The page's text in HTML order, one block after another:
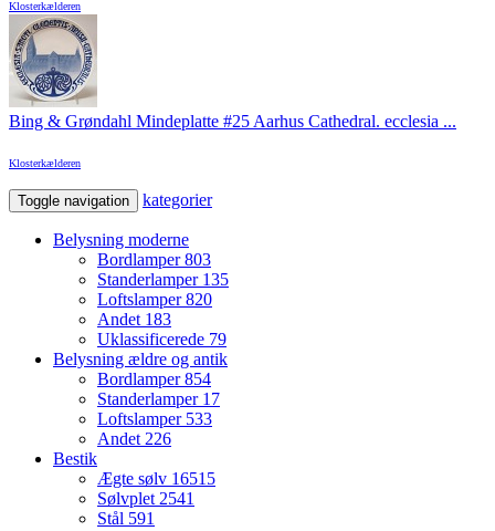
Klosterkælderen
Bing & Grøndahl Mindeplatte #25 Aarhus Cathedral. ecclesia ...
Klosterkælderen
Toggle navigation kategorier
Belysning moderne
Bordlamper803
Standerlamper 135
Loftslamper820
Andet 183
Uklassificerede 79
Belysning ældre og antik
Bordlamper854
Standerlamper 17
Loftslamper 533
Andet 226
Bestik
Ægte sølv 16515
Sølvplet 2541
Stål 591